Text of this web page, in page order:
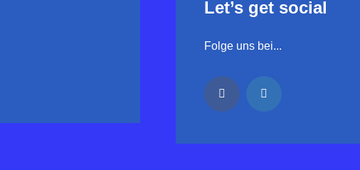
Let’s get social
Folge uns bei...